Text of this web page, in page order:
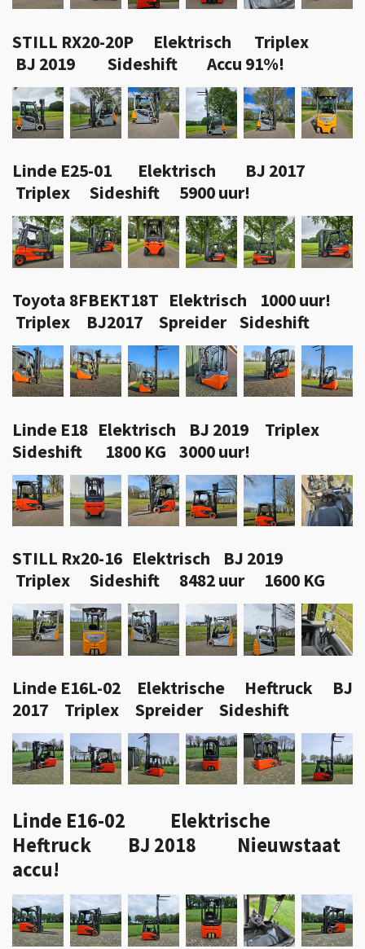
STILL RX20-20P Elektrisch Triplex
BJ 2019 Sideshift Accu 91%!
Linde E25-01 Elektrisch BJ 2017
Triplex Sideshift 5900 uur!
Toyota 8FBEKT18T Elektrisch 1000 uur!
Triplex BJ2017 Spreider Sideshift
Linde E18 Elektrisch BJ 2019 Triplex
Sideshift 1800 KG 3000 uur!
STILL Rx20-16 Elektrisch BJ 2019
Triplex Sideshift 8482 uur 1600 KG
Linde E16L-02 Elektrische Heftruck BJ
2017 Triplex Spreider Sideshift
Linde E16-02 Elektrische
Heftruck BJ 2018 Nieuwstaat
accu!